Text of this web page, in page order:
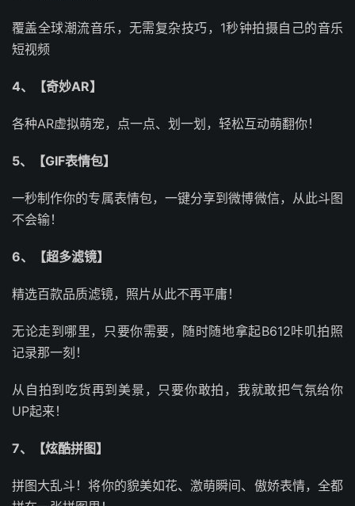
覆盖全球潮流音乐，无需复杂技巧，1秒钟拍摄自己的音乐
短视频
4、【奇妙AR】
各种AR虚拟萌宠，点一点、划一划，轻松互动萌翻你！
5、【GIF表情包】
一秒制作你的专属表情包，一键分享到微博微信，从此斗图
不会输！
6、【超多滤镜】
精选百款品质滤镜，照片从此不再平庸！
无论走到哪里，只要你需要，随时随地拿起B612咔叽拍照
记录那一刻！
从自拍到吃货再到美景，只要你敢拍，我就敢把气氛给你
UP起来！
7、【炫酷拼图】
拼图大乱斗！将你的貌美如花、激萌瞬间、傲娇表情，全都